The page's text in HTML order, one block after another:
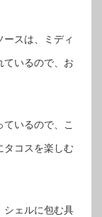
ースは、ミディ
ているので、お
いるので、こ
タコスを楽しむ
シェルに包む具